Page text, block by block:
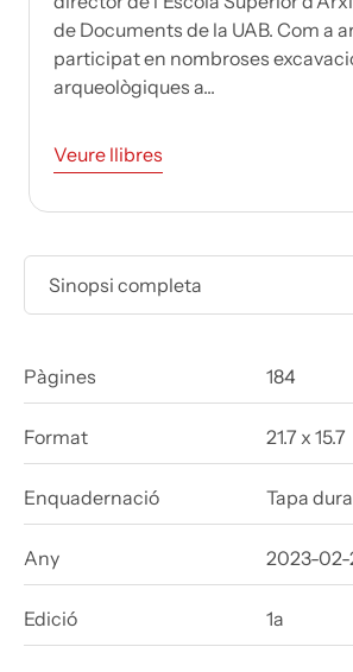
de Documents de la UAB. Com a
participat en nombroses
arqueològiques a...
Veure llibres
Sinopsi completa
Pàgines 184
Format 21.7 x 15.7
Enquadernació Tapa dura
Any 2023-
Edició 1a